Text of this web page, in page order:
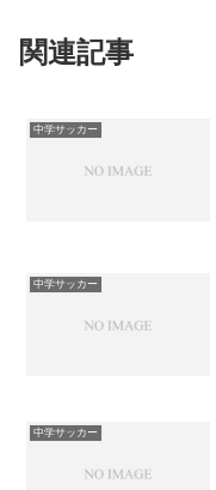
関連記事
中学サッカー
中学サッカー
中学サッカー